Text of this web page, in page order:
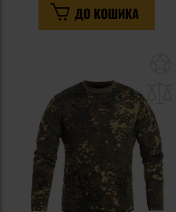
ДО КОШИКА